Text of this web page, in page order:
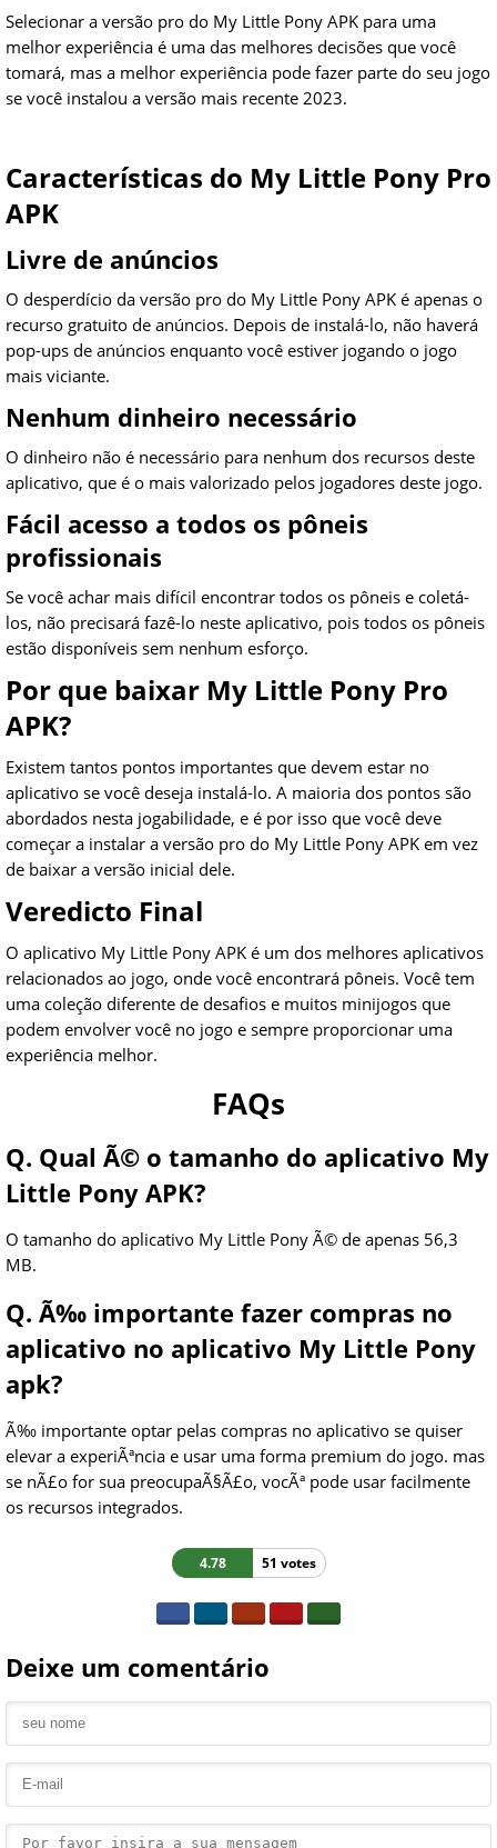
Selecionar a versão pro do My Little Pony APK para uma
melhor experiência é uma das melhores decisões que você
tomará, mas a melhor experiência pode fazer parte do seu jogo
se você instalou a versão mais recente 2023.
Características do My Little Pony Pro
APK
Livre de anúncios
O desperdício da versão pro do My Little Pony APK é apenas o
recurso gratuito de anúncios. Depois de instalá-lo, não haverá
pop-ups de anúncios enquanto você estiver jogando o jogo
mais viciante.
Nenhum dinheiro necessário
O dinheiro não é necessário para nenhum dos recursos deste
aplicativo, que é o mais valorizado pelos jogadores deste jogo.
Fácil acesso a todos os pôneis
profissionais
Se você achar mais difícil encontrar todos os pôneis e coletá-
los, não precisará fazê-lo neste aplicativo, pois todos os pôneis
estão disponíveis sem nenhum esforço.
Por que baixar My Little Pony Pro
APK?
Existem tantos pontos importantes que devem estar no
aplicativo se você deseja instalá-lo. A maioria dos pontos são
abordados nesta jogabilidade, e é por isso que você deve
começar a instalar a versão pro do My Little Pony APK em vez
de baixar a versão inicial dele.
Veredicto Final
O aplicativo My Little Pony APK é um dos melhores aplicativos
relacionados ao jogo, onde você encontrará pôneis. Você tem
uma coleção diferente de desafios e muitos minijogos que
podem envolver você no jogo e sempre proporcionar uma
experiência melhor.
FAQs
Q. Qual Ã© o tamanho do aplicativo My
Little Pony APK?
O tamanho do aplicativo My Little Pony Ã© de apenas 56,3
MB.
Q. Ã‰ importante fazer compras no
aplicativo no aplicativo My Little Pony
apk?
Ã‰ importante optar pelas compras no aplicativo se quiser
elevar a experiÃªncia e usar uma forma premium do jogo. mas
se nÃ£o for sua preocupaÃ§Ã£o, vocÃª pode usar facilmente
os recursos integrados.
4.78 51 votes
Deixe um comentário